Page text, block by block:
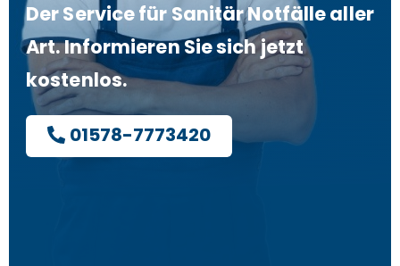
Der Service für Sanitär Notfälle aller
Art. Informieren Sie sich jetzt
kostenlos.
01578-7773420